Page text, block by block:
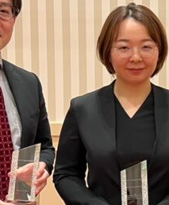
滋賀がん・生殖医療ネ
ットワーク（OF-Net
Shiga）